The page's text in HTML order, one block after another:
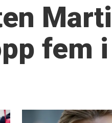
fem